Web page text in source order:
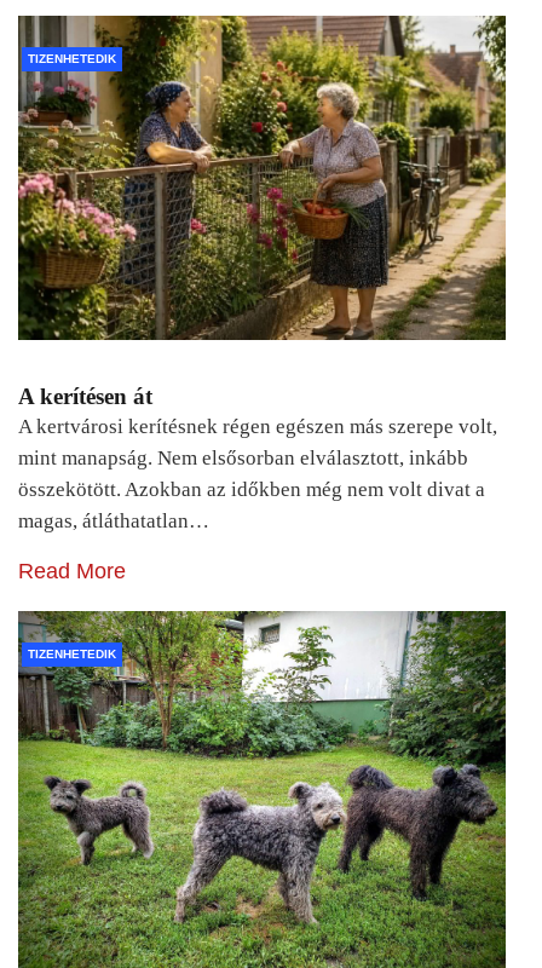
TIZENHETEDIK
A kerítésen át
A kertvárosi kerítésnek régen egészen más szerepe volt,
mint manapság. Nem elsősorban elválasztott, inkább
összekötött. Azokban az időkben még nem volt divat a
magas, átláthatatlan…
Read More
TIZENHETEDIK